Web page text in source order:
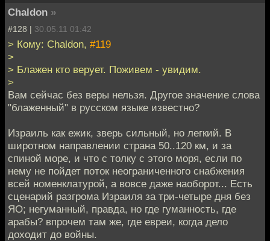
Chaldon »
#128 | 30.05.11 01:42
> Кому: Chaldon, #119
>
> Блажен кто верует. Поживем - увидим.
>
Вам сейчас без веры нельзя. Другое значение слова
"блаженный" в русском языке известно?
Израиль как ежик, зверь сильный, но легкий. В
широтном направлении страна 50..120 км, и за
спиной море, и что с толку с этого моря, если по
нему не пойдет поток неограниченного снабжения
всей номенклатурой, а вовсе даже наоборот... Есть
сценарий разгрома Израиля за три-четыре дня без
ЯО; негуманный, правда, но где гуманность, где
арабы? впрочем там же, где евреи, когда дело
доходит до войны.